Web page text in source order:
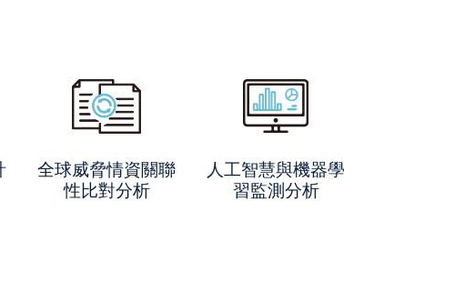
全球威脅情資關聯
性比對分析
人工智慧與機器學
習監測分析